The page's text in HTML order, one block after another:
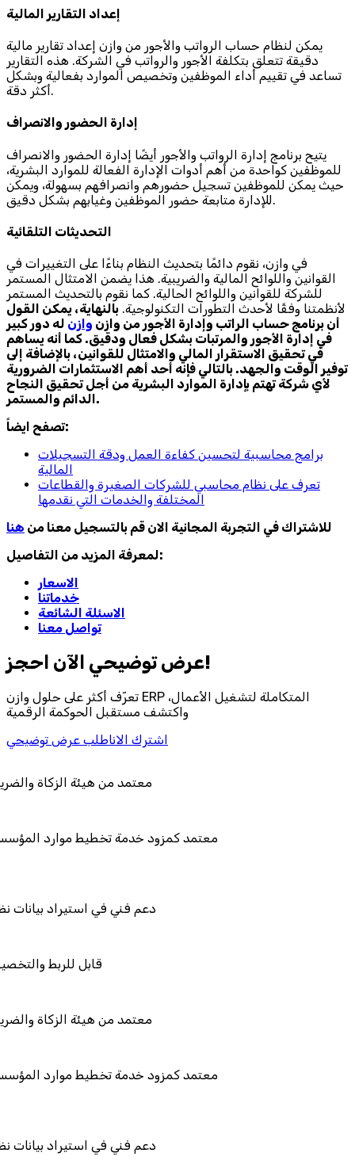
إعداد التقارير المالية
يمكن لنظام حساب الرواتب والأجور من وازن إعداد تقارير مالية
دقيقة تتعلق بتكلفة الأجور والرواتب في الشركة. هذه التقارير
تساعد في تقييم أداء الموظفين وتخصيص الموارد بفعالية وبشكل
أكثر دقة.
إدارة الحضور والانصراف
يتيح برنامج إدارة الرواتب والأجور أيضًا إدارة الحضور والانصراف
للموظفين كواحدة من أهم أدوات الإدارة الفعالة للموارد البشرية،
حيث يمكن للموظفين تسجيل حضورهم وانصرافهم بسهولة، ويمكن
للإدارة متابعة حضور الموظفين وغيابهم بشكل دقيق.
التحديثات التلقائية
في وازن، نقوم دائمًا بتحديث النظام بناءًا على التغييرات في
القوانين واللوائح المالية والضريبية. هذا يضمن الامتثال المستمر
للشركة للقوانين واللوائح الحالية. كما نقوم بالتحديث المستمر
لأنظمتنا وفقًا لأحدث التطورات التكنولوجية. بالنهاية، يمكن القول
أن برنامج حساب الراتب وإدارة الأجور من وازن وازن له دور كبير
في إدارة الأجور والمرتبات بشكل فعال ودقيق. كما أنه يساهم
في تحقيق الاستقرار المالي والامتثال للقوانين، بالإضافة إلى
توفير الوقت والجهد. بالتالي فإنه أحد أهم الاستثمارات الضرورية
لأي شركة تهتم بإدارة الموارد البشرية من أجل تحقيق النجاح
الدائم والمستمر.
تصفح ايضاً:
برامج محاسبية لتحسين كفاءة العمل ودقة التسجيلات
المالية
تعرف على نظام محاسبي للشركات الصغيرة والقطاعات
المختلفة والخدمات التي نقدمها
للاشتراك في التجربة المجانية الان قم بالتسجيل معنا من هنا
لمعرفة المزيد من التفاصيل:
الاسعار
خدماتنا
الاسئلة الشائعة
تواصل معنا
احجز‎ عرض توضيحي الآن!
تعرّف أكثر على حلول وازن ERP المتكاملة لتشغيل الأعمال،
واكتشف مستقبل الحوكمة الرقمية
اشترك الاناطلب عرض توضيحي
معتمد من
معتمد كمزود خدمة
دعم فني في
معتمد من
معتمد كمزود خدمة
دعم فني في